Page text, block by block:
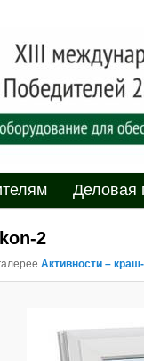
защиты. 4-
Деловая
2
Активности –